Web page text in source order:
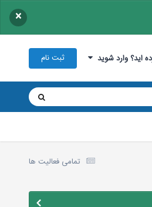
×
اید؟ وارد شوید ثبت نام
تمامی فعالیت ها